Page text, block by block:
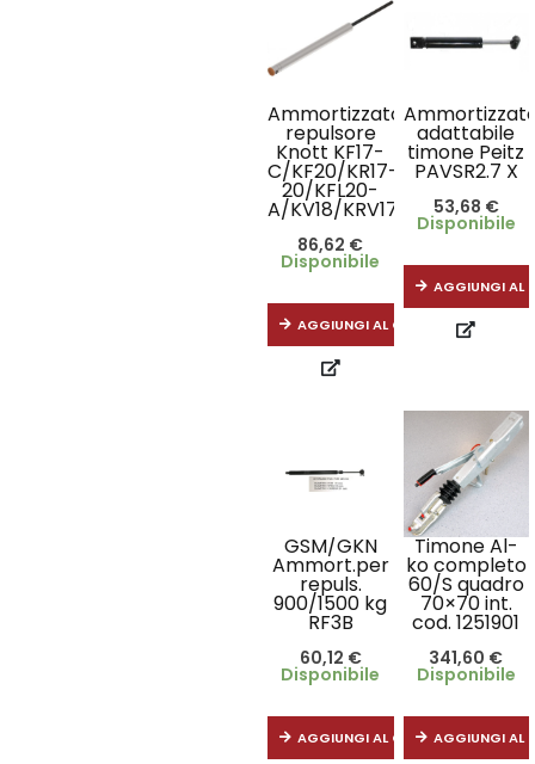
Ammortizzatore
repulsore
Knott KF17-
C/KF20/KR17-
20/KFL20-
A/KV18/KRV17
86,62 €
Disponibile
AGGIUNGI AL CARRELLO
adattabile
timone Peitz
PAVSR2.7 X
53,68 €
Disponibile
AGGIUNGI AL
GSM/GKN
Ammort.per
repuls.
900/1500 kg
RF3B
60,12 €
Disponibile
AGGIUNGI AL CARRELLO
Timone Al-
ko completo
60/S quadro
70×70 int.
cod. 1251901
341,60 €
Disponibile
AGGIUNGI AL